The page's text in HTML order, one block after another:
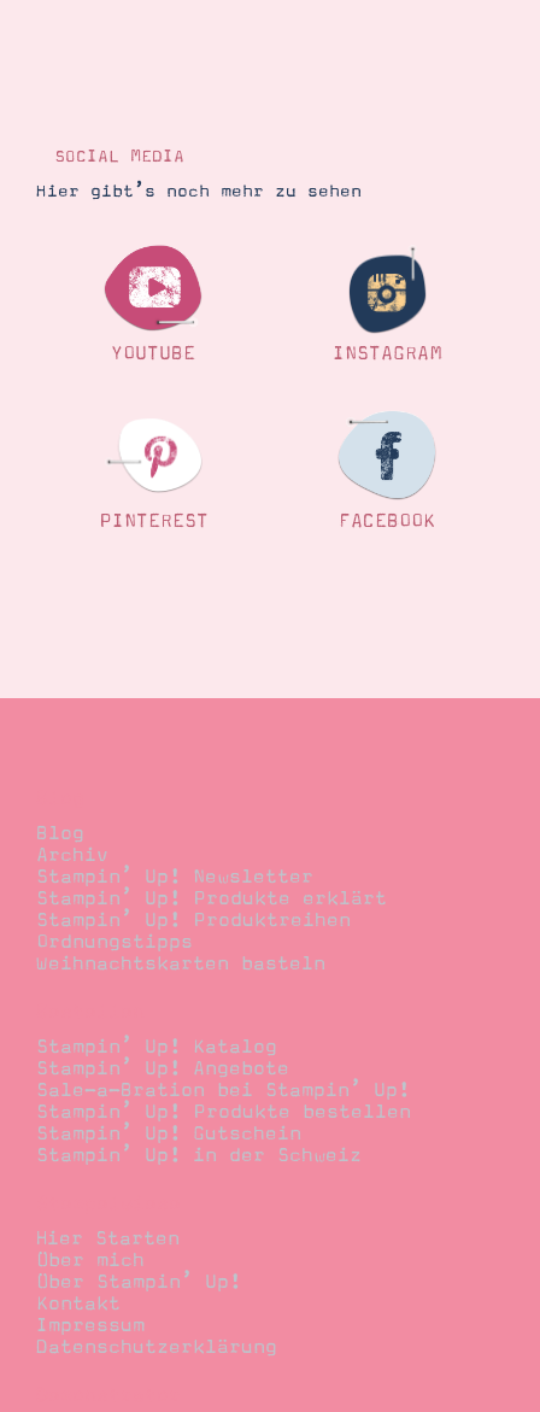
SOCIAL MEDIA
Hier gibt’s noch mehr zu sehen
YOUTUBE INSTAGRAM
PINTEREST FACEBOOK
Blog
Archiv
Stampin’ Up! Newsletter
Stampin’ Up! Produkte erklärt
Stampin’ Up! Produktreihen
Ordnungstipps
Weihnachtskarten basteln
Stampin’ Up! Katalog
Stampin’ Up! Angebote
Sale-a-Bration bei Stampin’ Up!
Stampin’ Up! Produkte bestellen
Stampin’ Up! Gutschein
Stampin’ Up! in der Schweiz
Hier Starten
Über mich
Über Stampin’ Up!
Kontakt
Impressum
Datenschutzerklärung